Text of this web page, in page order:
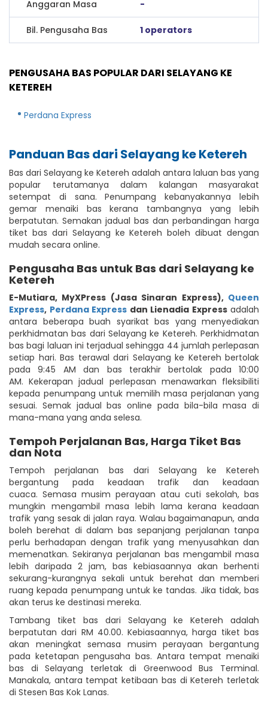
Anggaran Masa -
Bil. Pengusaha Bas 1 operators
PENGUSAHA BAS POPULAR DARI SELAYANG KE
KETEREH
Perdana Express
Panduan Bas dari Selayang ke Ketereh
Bas dari Selayang ke Ketereh adalah antara laluan bas yang
popular terutamanya dalam kalangan masyarakat
setempat di sana. Penumpang kebanyakannya lebih
gemar menaiki bas kerana tambangnya yang lebih
berpatutan. Semakan jadual bas dan perbandingan harga
tiket bas dari Selayang ke Ketereh boleh dibuat dengan
mudah secara online.
Pengusaha Bas untuk Bas dari Selayang ke
Ketereh
E-Mutiara, MyXPress (Jasa Sinaran Express), Queen
Express, Perdana Express dan Lienadia Expressadalah
antara beberapa buah syarikat bas yang menyediakan
perkhidmatan bas dari Selayang ke Ketereh. Perkhidmatan
bas bagi laluan ini terjadual sehingga 44 jumlah perlepasan
setiap hari. Bas terawal dari Selayang ke Ketereh bertolak
pada 9:45 AM dan bas terakhir bertolak pada 10:00
AM. Kekerapan jadual perlepasan menawarkan fleksibiliti
kepada penumpang untuk memilih masa perjalanan yang
sesuai. Semak jadual bas online pada bila-bila masa di
mana-mana yang anda selesa.
Tempoh Perjalanan Bas, Harga Tiket Bas
dan Nota
Tempoh perjalanan bas dari Selayang ke Ketereh
bergantung pada keadaan trafik dan keadaan
cuaca. Semasa musim perayaan atau cuti sekolah, bas
mungkin mengambil masa lebih lama kerana keadaan
trafik yang sesak di jalan raya. Walau bagaimanapun, anda
boleh berehat di dalam bas sepanjang perjalanan tanpa
perlu berhadapan dengan trafik yang menyusahkan dan
memenatkan. Sekiranya perjalanan bas mengambil masa
lebih daripada 2 jam, bas kebiasaannya akan berhenti
sekurang-kurangnya sekali untuk berehat dan memberi
ruang kepada penumpang untuk ke tandas. Jika tidak, bas
akan terus ke destinasi mereka.
Tambang tiket bas dari Selayang ke Ketereh adalah
berpatutan dari RM 40.00. Kebiasaannya, harga tiket bas
akan meningkat semasa musim perayaan bergantung
pada ketetapan pengusaha bas. Antara tempat menaiki
bas di Selayang terletak di Greenwood Bus Terminal.
Manakala, antara tempat ketibaan bas di Ketereh terletak
di Stesen Bas Kok Lanas.